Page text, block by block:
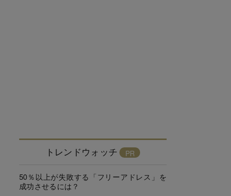
トレンドウォッチ
50％以上が失敗する「フリーアドレス」を
成功させるには？